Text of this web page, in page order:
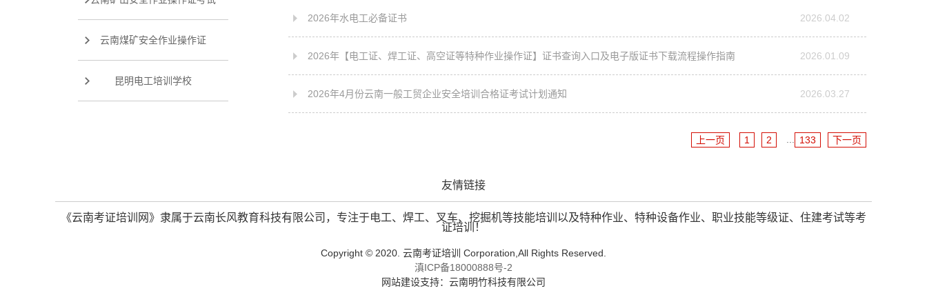
云南煤矿安全作业操作证
昆明电工培训学校
2026年水电工必备证书 2026.04.02
2026年【电工证、焊工证、高空证等特种作业操作证】证书查询入口及电子版证书下载流程操作指南 2026.01.09
2026年4月份云南一般工贸企业安全培训合格证考试计划通知 2026.03.27
上一页 1 2 133 下一页
友情链接
《云南考证培训网》隶属于云南长风教育科技有限公司，专注于电工、焊工、叉车、挖掘机等技能培训以及特种作业、特种设备作业、职业技能等级证、住建考试等考
证培训！
Copyright © 2020. 云南考证培训 Corporation,All Rights Reserved.
滇ICP备18000888号-2
网站建设支持： 云南明竹科技有限公司